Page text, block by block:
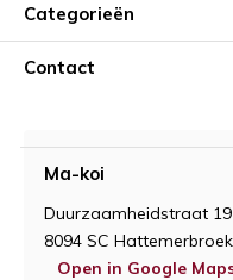
Categorieën
Contact
Ma-koi
Duurzaamheidstraat 19
8094 SC
Open in Google